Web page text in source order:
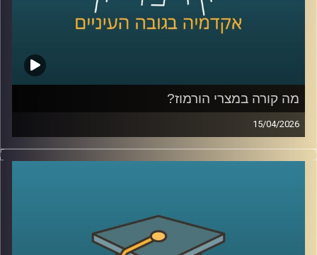
היום נדבר עם יונתן דייויס, סגן נשיא לקשרי חוץ וראש בית
הספר הבינלאומי ע״ש רפאל רקנאטי באוניברסיטת רייכמן,
מהשירות כחייל בודד בצנחנים, דרך שליחויות ברחבי העולם,
בברית המועצות לשעבר, בקייפטאון, בוסטון ורומא ועד
לעבודה יומיומית עם אלפי סטודנטים בינלאומיים, הוא רואה
מקרוב איך העולם משתנה, ואיך צעירים יהודים מקבלים
החלטות שמעצבות את העתיד שלהם.
אז מה באמת קורה היום בקמפוסים?
AudioVersity
מה קורה במצרי הורמוז?
15/04/2026
בשבועות האחרונים אנחנו שומעים אמירות דרמטיות סביב
מצרי הורמוז, דיבורים על מצור, איומים מצד איראן, ואפילו
אבל מה שמעניין הוא שלא צריך מלחמה בפועל כדי להזיז את
העולם, מספיק חשש.